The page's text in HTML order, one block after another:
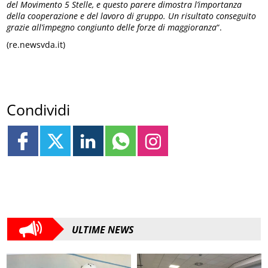
del Movimento 5 Stelle, e questo parere dimostra l’importanza
della cooperazione e del lavoro di gruppo. Un risultato conseguito
grazie all’impegno congiunto delle forze di maggioranza“.
(re.newsvda.it)
Condividi
ULTIME NEWS